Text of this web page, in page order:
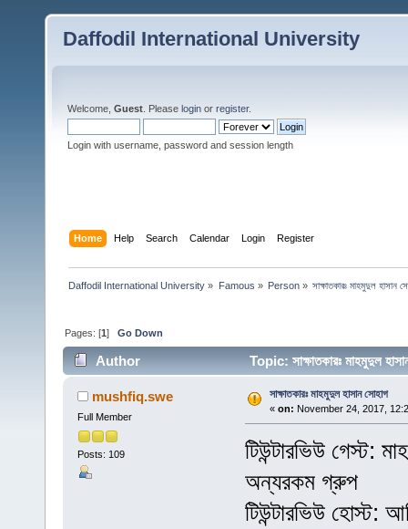
Daffodil International University
Welcome, Guest . Please login or register.
Login with username, password and session length
Home Help Search Calendar Login Register
Daffodil International University » Famous » Person» সাক্ষাতকারঃ মাহমুদুল হাসান
Pages: [1]Go Down
Author Topic: সাক্ষাতকারঃ মাহমুদুল
mushfiq.swe
Full Member
Posts: 109
সাক্ষাতকারঃ মাহমুদুল হাসান সোহাগ
« on: November 24, 2017,
টিউন্টারভিউ গেস্ট:
অন্যরকম গ্রুপ
টিউন্টারভিউ হোস্ট: